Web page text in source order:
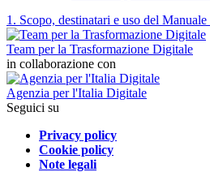
1. Scopo, destinatari e uso del
Team per la Trasformazione Digitale
in collaborazione con
Agenzia per l'Italia Digitale
Seguici su
Privacy policy
Cookie policy
Note legali